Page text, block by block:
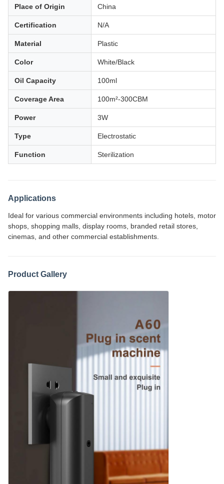
Place of Origin China
Certification N/A
Material Plastic
Color White/Black
Oil Capacity 100ml
Coverage Area 100m²-300CBM
Power 3W
Type Electrostatic
Function Sterilization
Applications
Ideal for various commercial environments including hotels, motor
shops, shopping malls, display rooms, branded retail stores,
cinemas, and other commercial establishments.
Product Gallery